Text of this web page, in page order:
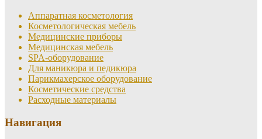
Аппаратная косметология
Косметологическая мебель
Медицинские приборы
Медицинская мебель
SPA-оборудование
Для маникюра и педикюра
Парикмахерское оборудование
Косметические средства
Расходные материалы
Навигация